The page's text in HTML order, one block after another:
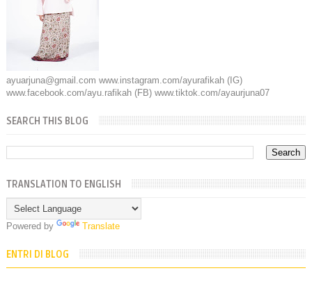
ayuarjuna@gmail.com www.instagram.com/ayurafikah (IG)
www.facebook.com/ayu.rafikah (FB) www.tiktok.com/ayaurjuna07
SEARCH THIS BLOG
TRANSLATION TO ENGLISH
Powered by Translate
ENTRI DI BLOG